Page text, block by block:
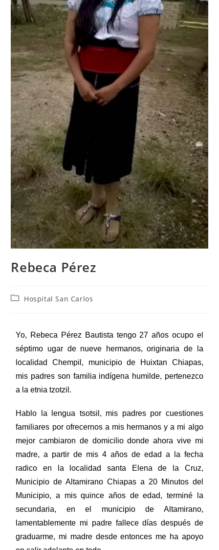
Rebeca Pérez
Hospital San Carlos
Yo, Rebeca Pérez Bautista tengo 27 años ocupo el
séptimo ugar de nueve hermanos, originaria de la
localidad Chempil, municipio de Huixtan Chiapas,
mis padres son familia indígena humilde, pertenezco
a la etnia tzotzil.
Hablo la lengua tsotsil, mis padres por cuestiones
familiares por ofrecernos a mis hermanos y a mi algo
mejor cambiaron de domicilio donde ahora vive mi
madre, a partir de mis 4 años de edad a la fecha
radico en la localidad santa Elena de la Cruz,
Municipio de Altamirano Chiapas a 20 Minutos del
Municipio, a mis quince años de edad, terminé la
secundaria, en el municipio de Altamirano,
lamentablemente mi padre fallece días después de
graduarme, mi madre desde entonces me ha apoyo